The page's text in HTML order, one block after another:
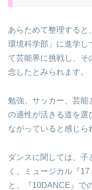
あらためて整理すると
環境科学部」に進学し
て芸能界に挑戦し、そ
念したとみられます。
勉強、サッカー、芸能
の適性が活きる道を選
ながっていると感じら
ダンスに関しては、
く、ミュージカル『
と、『10DANCE』で